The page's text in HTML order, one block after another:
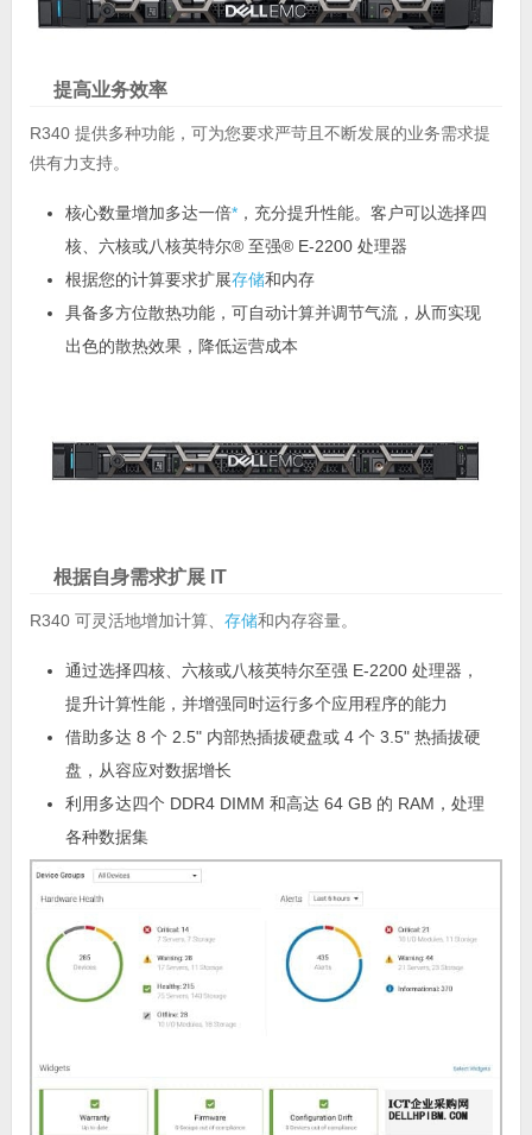
提高业务效率
R340 提供多种功能，可为您要求严苛且不断发展的业务需求提
供有力支持。
核心数量增加多达一倍*，充分提升性能。客户可以选择四
核、六核或八核英特尔® 至强® E-2200 处理器
根据您的计算要求扩展存储和内存
具备多方位散热功能，可自动计算并调节气流，从而实现
出色的散热效果，降低运营成本
根据自身需求扩展 IT
R340 可灵活地增加计算、 存储和内存容量。
通过选择四核、六核或八核英特尔至强 E-2200 处理器，
提升计算性能，并增强同时运行多个应用程序的能力
借助多达 8 个 2.5" 内部热插拔硬盘或 4 个 3.5" 热插拔硬
盘，从容应对数据增长
利用多达四个 DDR4 DIMM 和高达 64 GB 的 RAM，处理
各种数据集